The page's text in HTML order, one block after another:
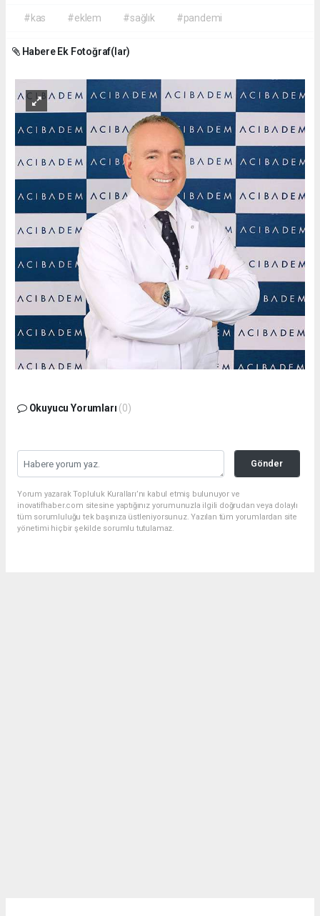
#kas #eklem #sağlık #pandemi
Habere Ek Fotoğraf(lar)
Okuyucu Yorumları (0)
Gönder
Yorum yazarak Topluluk Kuralları’nı kabul etmiş bulunuyor ve
inovatifhaber.com sitesine yaptığınız yorumunuzla ilgili doğrudan veya dolaylı
tüm sorumluluğu tek başınıza üstleniyorsunuz. Yazılan tüm yorumlardan site
yönetimi hiçbir şekilde sorumlu tutulamaz.